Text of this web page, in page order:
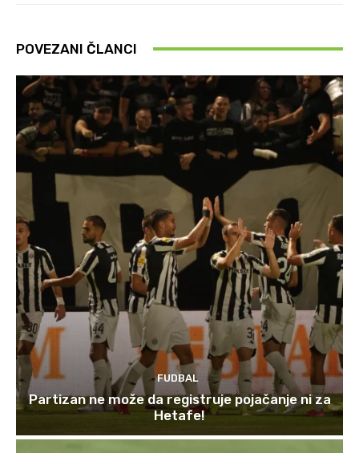
POVEZANI ČLANCI
FUDBAL
Partizan ne može da registruje pojačanje ni za
Hetafe!